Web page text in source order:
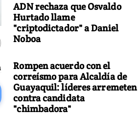
ADN rechaza que Osvaldo
Hurtado llame
"criptodictador" a Daniel
Noboa
Rompen acuerdo con el
correísmo para Alcaldía de
Guayaquil: líderes arremeten
contra candidata
"chimbadora"